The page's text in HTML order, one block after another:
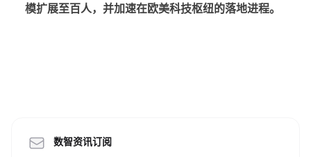
模扩展至百人，并加速在欧美科技枢纽的落地进程。
数智资讯订阅